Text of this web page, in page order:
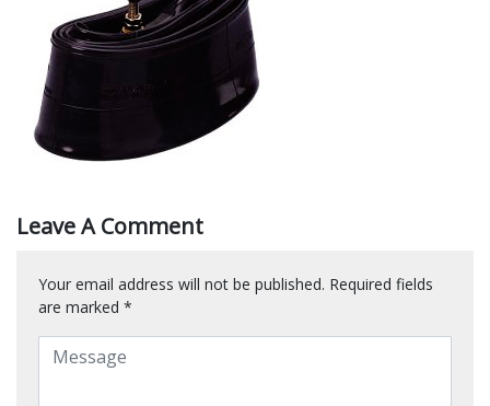
Leave A Comment
Your email address will not be published. Required fields
are marked *